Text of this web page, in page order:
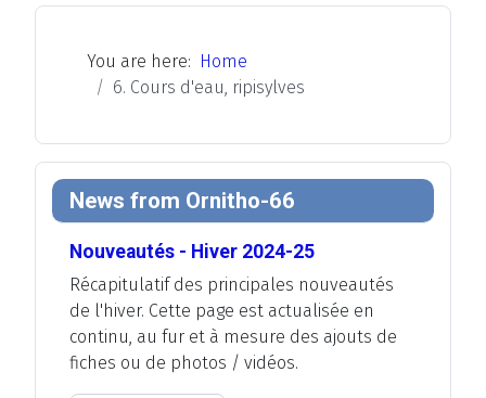
You are here: Home
6. Cours d'eau, ripisylves
News from Ornitho-66
Nouveautés - Hiver 2024-25
Récapitulatif des principales nouveautés
de l'hiver. Cette page est actualisée en
continu, au fur et à mesure des ajouts de
fiches ou de photos / vidéos.